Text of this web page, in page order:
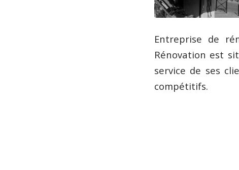
Entreprise de
Rénovation est
service de ses
compétitifs.